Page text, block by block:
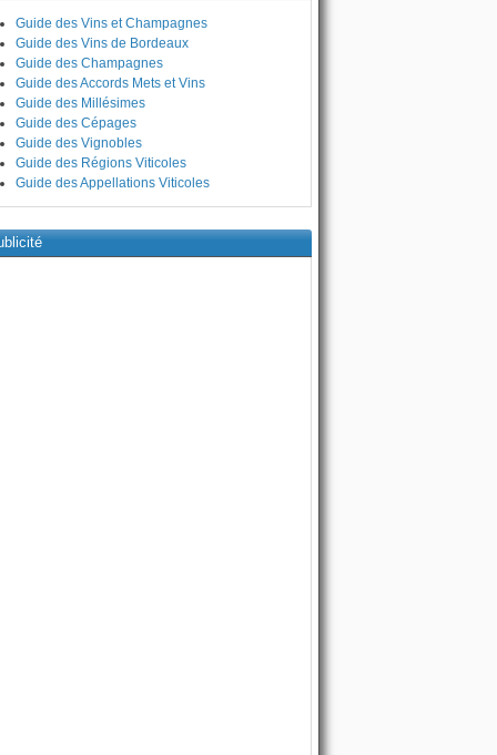
Guide des Vins et Champagnes
Guide des Vins de Bordeaux
Guide des Champagnes
Guide des Accords Mets et Vins
Guide des Millésimes
Guide des Cépages
Guide des Vignobles
Guide des Régions Viticoles
Guide des Appellations Viticoles